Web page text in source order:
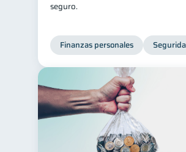
seguro.
Finanzas personales